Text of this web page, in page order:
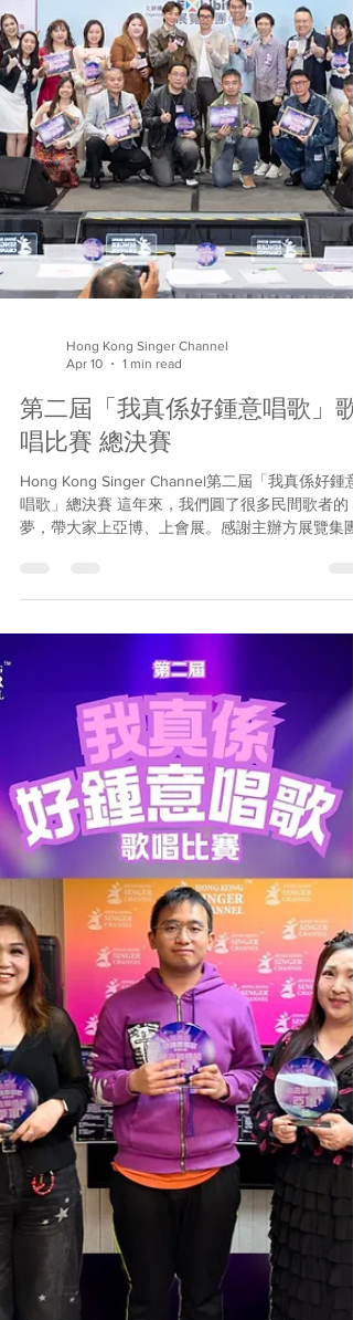
加。寓比賽於學習，一起進步，一起享受音樂，愈
唱愈強！名額有限，額滿即止，報名從速。 第一
回：我的飲歌 日期：2026年5月2日 (星期六) 時間
7:00pm – 10:00 地點：Hong Kong Singer
旺角總部 報名：請WhatsApp 5703 9103
Hong Kong Singer Channel
Hong Kong Singer Channel第二屆「我真係好鍾意
唱歌」總決賽 這年來，我們圓了很多民間歌者的
夢，帶大家上亞博、上會展。感謝主辦方展覽集團
也圓了我們的夢，就是讓各行各業的愛歌之人唱出
心聲，在不同舞台上體驗歌唱樂趣，透過音樂分享
快樂與力量。這正是「我真係好鍾意唱歌」歌唱比
賽的意義！ 4月4日，在香港國際會議展覽中心的
舞台上，我們完成了第二屆「我真係好鍾意唱歌」
總決賽，作為「香港國際試食節暨優質食品博覽
2026」重點節目之一。當天台上台下的一情一景
歷歷在目，讓我們從相片中一起回味，把美麗回憶
收在心裡！記住睇到尾，有很多有趣的花絮照！
優歌手 總冠軍：何冠駒 (自卑) 總亞軍：鄭苑瑛 (我
難過) 總季軍：鄭翠嫻 (In Love Again) 第四名：陶
澄 (多遠都要在一起) 第五名：林宇宸 (在夜裡跳舞)
第六名：顏沛鈺 (那些你很冒險的夢) 第七名：黃詩
慧 (Natural Woman) 第八名：許善琳 (單戀這件小
第九名：嚴志恒 (我們) 第十名：萬皓榮 (一雙手) 顏
志恒評判特選獎：嚴志恒 (我們) 艾力評判特